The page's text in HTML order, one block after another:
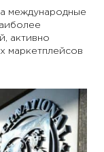
международные
активно
маркетплейсов